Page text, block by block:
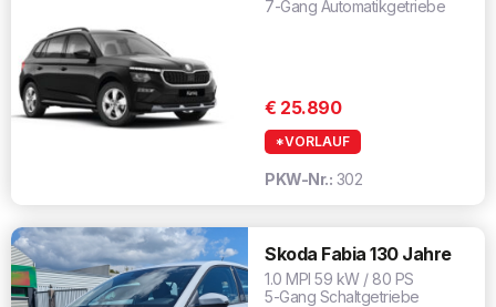
7-Gang Automatikgetriebe
€ 25.890
*VORLAUF
PKW-Nr.: 302
Skoda Fabia 130 Jahre
1.0 MPI 59 kW / 80 PS
5-Gang Schaltgetriebe